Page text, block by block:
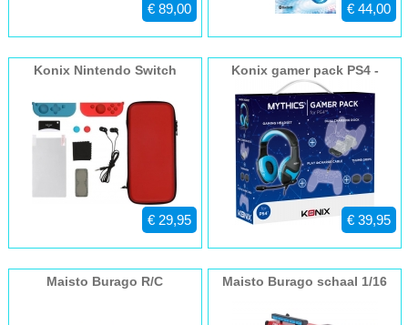
€ 89,00 € 44,00
Konix Nintendo Switch
€ 29,95
Konix gamer pack PS4 -
dockingstation -
koptelefoon - kabel
€ 39,95
Maisto Burago R/C
Maisto Burago schaal 1/16
Brandweer